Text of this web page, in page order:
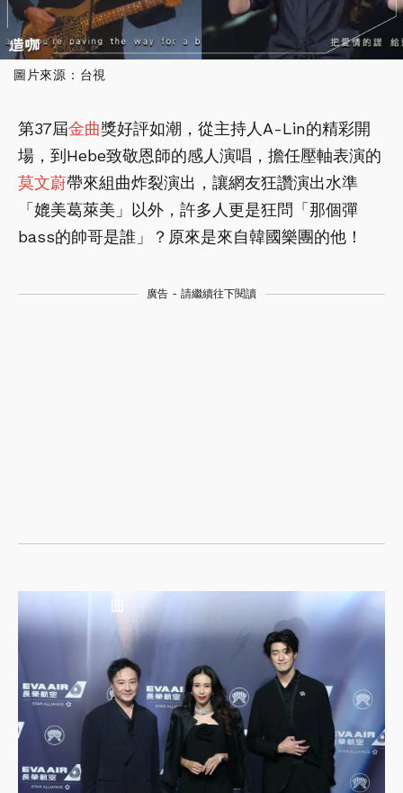
圖片來源：台視
第37屆金曲獎好評如潮，從主持人A-Lin的精彩開
場，到Hebe致敬恩師的感人演唱，擔任壓軸表演的
莫文蔚帶來組曲炸裂演出，讓網友狂讚演出水準
「媲美葛萊美」以外，許多人更是狂問「那個彈
bass的帥哥是誰」？原來是來自韓國樂團的他！
廣告 - 請繼續往下閱讀